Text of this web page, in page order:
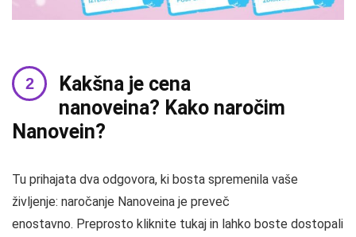
Kakšna je cena
nanoveina? Kako naročim
Nanovein?
Tu prihajata dva odgovora, ki bosta spremenila vaše
življenje: naročanje Nanoveina je preveč
enostavno. Preprosto kliknite tukaj in lahko boste dostopali